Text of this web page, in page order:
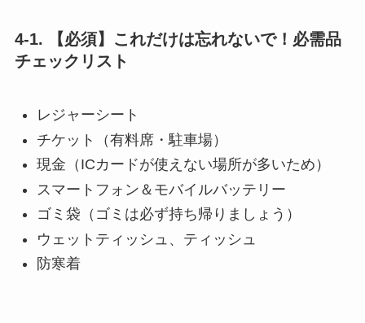
4-1. 【必須】これだけは忘れないで！必需品
チェックリスト
レジャーシート
チケット（有料席・駐車場）
現金（ICカードが使えない場所が多いため）
スマートフォン＆モバイルバッテリー
ゴミ袋（ゴミは必ず持ち帰りましょう）
ウェットティッシュ、ティッシュ
防寒着